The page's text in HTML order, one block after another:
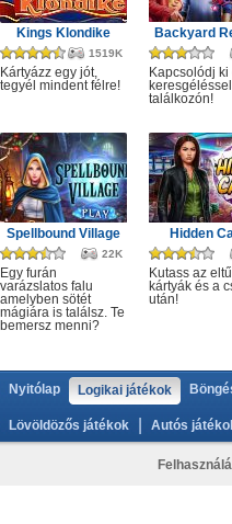
Kings Klondike
1519K
Kártyázz egy jót,
tegyél mindent félre!
Backyard
Kapcsolódj ki
találkozón!
Spellbound Village
22K
Egy furán
varázslatos falu
amelyben sötét
mágiára is találsz. Te
bemersz menni?
Hidden
Kutass az
kártyák és a
után!
Nyitólap Logikai játékok
Lövöldözős játékok Autós